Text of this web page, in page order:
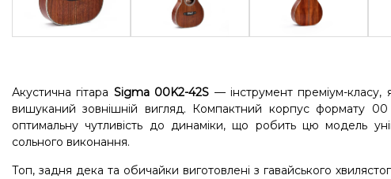
Акустична гітара Sigma 00K2-42S — інструмент преміум-класу,
вишуканий зовнішній вигляд. Компактний корпус формату
оптимальну чутливість до динаміки, що робить цю модель
сольного виконання.
Топ, задня дека та обичайки виготовлені з гавайського